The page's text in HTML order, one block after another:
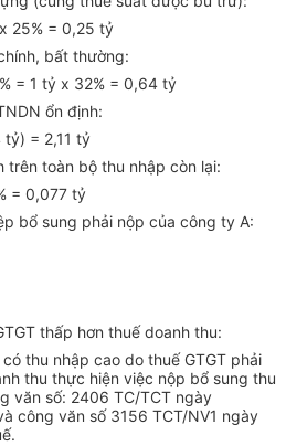
25% = 0,25 tỷ
bất thường:
= 1 tỷ x 32% = 0,64 tỷ
ổn định:
= 2,11 tỷ
trên toàn bộ thu nhập còn lại:
= 0,077 tỷ
bổ sung phải nộp của công ty A:
thấp hơn thuế doanh thu:
thu nhập cao do thuế GTGT phải
thu thực hiện việc nộp bổ sung thu
văn số: 2406 TC/TCT ngày
công văn số 3156 TCT/NV1 ngày